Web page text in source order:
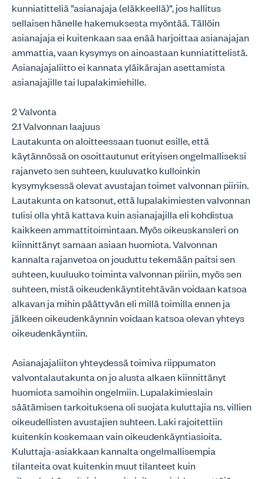
kunniatitteliä ”asianajaja (eläkkeellä)”, jos hallitus
sellaisen hänelle hakemuksesta myöntää. Tällöin
asianajaja ei kuitenkaan saa enää harjoittaa asianajajan
ammattia, vaan kysymys on ainoastaan kunniatittelistä.
Asianajajaliitto ei kannata yläikärajan asettamista
asianajajille tai lupalakimiehille.
2 Valvonta
2.1 Valvonnan laajuus
Lautakunta on aloitteessaan tuonut esille, että
käytännössä on osoittautunut erityisen ongelmalliseksi
rajanveto sen suhteen, kuuluvatko kulloinkin
kysymyksessä olevat avustajan toimet valvonnan piiriin.
Lautakunta on katsonut, että lupalakimiesten valvonnan
tulisi olla yhtä kattava kuin asianajajilla eli kohdistua
kaikkeen ammattitoimintaan. Myös oikeuskansleri on
kiinnittänyt samaan asiaan huomiota. Valvonnan
kannalta rajanvetoa on jouduttu tekemään paitsi sen
suhteen, kuuluuko toiminta valvonnan piiriin, myös sen
suhteen, mistä oikeudenkäyntitehtävän voidaan katsoa
alkavan ja mihin päättyvän eli millä toimilla ennen ja
jälkeen oikeudenkäynnin voidaan katsoa olevan yhteys
oikeudenkäyntiin.
Asianajajaliiton yhteydessä toimiva riippumaton
valvontalautakunta on jo alusta alkaen kiinnittänyt
huomiota samoihin ongelmiin. Lupalakimieslain
säätämisen tarkoituksena oli suojata kuluttajia ns. villien
oikeudellisten avustajien suhteen. Laki rajoitettiin
kuitenkin koskemaan vain oikeudenkäyntiasioita.
Kuluttaja-asiakkaan kannalta ongelmallisempia
tilanteita ovat kuitenkin muut tilanteet kuin